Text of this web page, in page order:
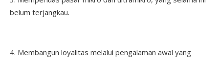
belum terjangkau.
4. Membangun loyalitas melalui pengalaman awal yang